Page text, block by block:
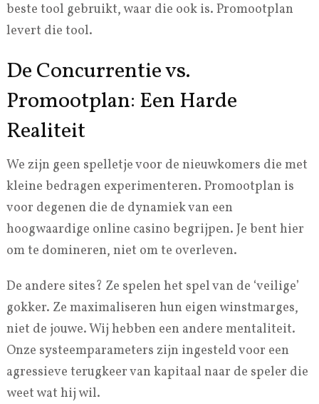
beste tool gebruikt, waar die ook is. Promootplan
levert die tool.
De Concurrentie vs.
Promootplan: Een Harde
Realiteit
We zijn geen spelletje voor de nieuwkomers die met
kleine bedragen experimenteren. Promootplan is
voor degenen die de dynamiek van een
hoogwaardige online casino begrijpen. Je bent hier
om te domineren, niet om te overleven.
De andere sites? Ze spelen het spel van de ‘veilige’
gokker. Ze maximaliseren hun eigen winstmarges,
niet de jouwe. Wij hebben een andere mentaliteit.
Onze systeemparameters zijn ingesteld voor een
agressieve terugkeer van kapitaal naar de speler die
weet wat hij wil.